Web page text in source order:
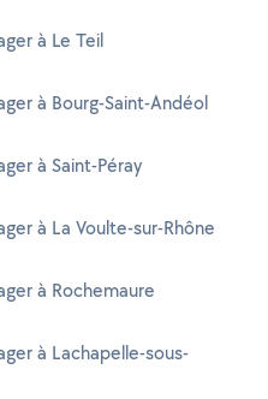
à Le Teil
à Bourg-Saint-Andéol
à Saint-Péray
à La Voulte-sur-Rhône
à Rochemaure
à Lachapelle-sous-